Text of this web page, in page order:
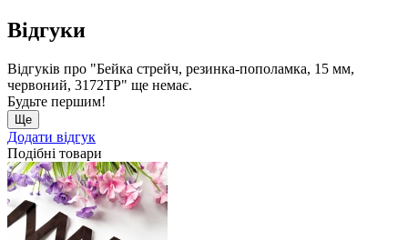
Відгуки
Відгуків про "Бейка стрейч, резинка-пополамка, 15 мм,
червоний, 3172ТР" ще немає.
Будьте першим!
Ще
Додати відгук
Подібні товари